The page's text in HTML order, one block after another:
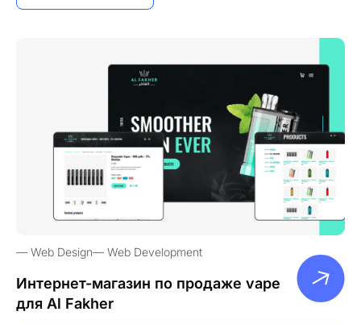
Web Design Web Development
Интернет-магазин по продаже vape
для Al Fakher